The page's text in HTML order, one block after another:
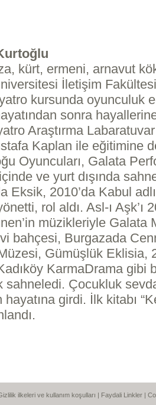
kürt, ermeni, arnavut
İletişim
kursunda oyunculuk
sonra
Araştırma
Kaplan ile eğitimine
Oyuncuları, Galata
ve yurt dışında
Eksik, 2010’da Kabul
rol aldı. Asl-ı Aşk’ı
müzikleriyle Galata
bahçesi, Burgazada
Gümüşlük Eklisia,
KarmaDrama gibi
sahneledi. Çocukluk
girdi. İlk kitabı
ilkeleri ve kullanım koşulları | Faydali Linkler |